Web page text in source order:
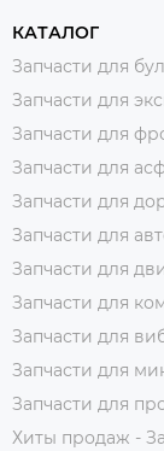
КАТАЛОГ
Запчасти для
Запчасти для
Запчасти для
Запчасти для
Запчасти для
Запчасти для
Запчасти для
Запчасти для
Запчасти для
Запчасти для
Запчасти для
Хиты продаж -